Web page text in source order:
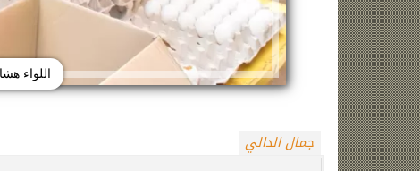
اللواء
جمال الدالي